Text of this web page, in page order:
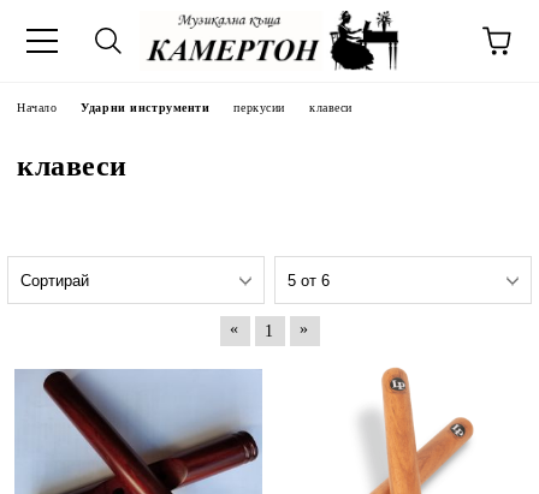
Начало Ударни инструменти перкусии клавеси
клавеси
« 1 »